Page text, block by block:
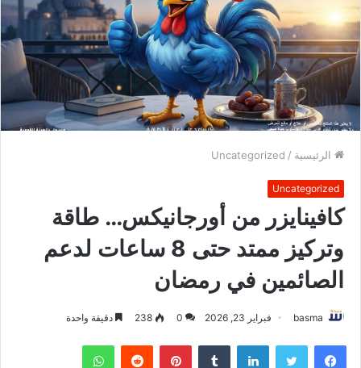
الرئيسية /
Uncategorized
Uncategorized
كافينايزر من أورجانيكس… طاقة
وتركيز ممتد حتى 8 ساعات لدعم
الصائمين في رمضان
basma فبراير 23, 2026 0
238 دقيقة واحدة
فيسبوك تويتر لينكدإن بينتيريست واتساب